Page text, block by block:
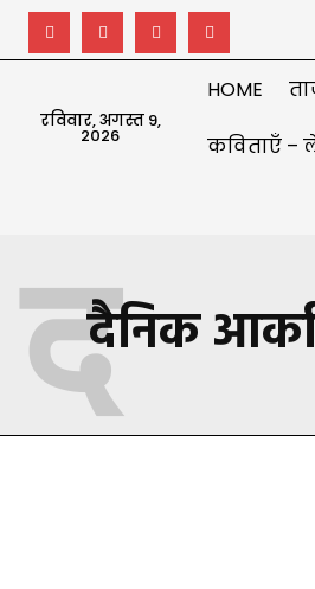
रविवार, अगस्त 9,
2026
HOME
कविताएँ –
दैनिक
द